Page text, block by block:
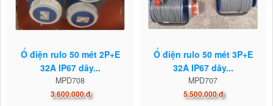
Ổ điện rulo 50 mét 2P+E
32A IP67 dây...
MPD708
3.600.000 đ
Ổ điện rulo 50 mét 3P+E
32A IP67 dây...
MPD707
5.500.000 đ